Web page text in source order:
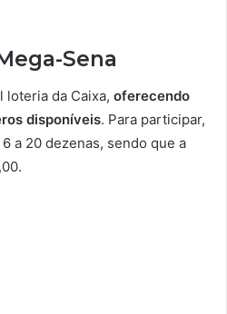
Sena
loteria da Caixa, oferecendo
disponíveis. Para participar,
a 20 dezenas, sendo que a